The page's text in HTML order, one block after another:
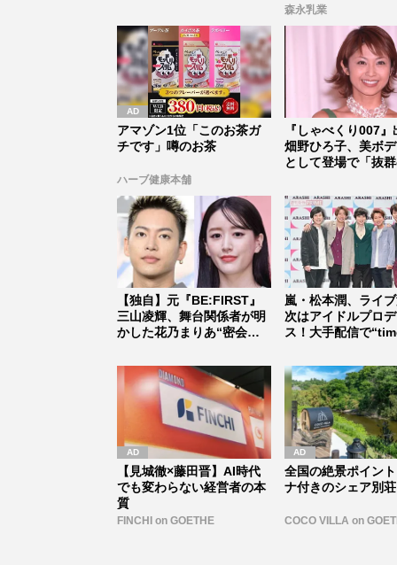
森永乳業
アマゾン1位「このお茶ガ
チです」噂のお茶
ハーブ健康本舗
『しゃべくり007』
畑野ひろ子、美ボ
として登場で「抜
【独自】元『BE:FIRST』
三山凌輝、舞台関係者が明
かした花乃まりあ“密会報
嵐・松本潤、ライ
次はアイドルプロ
ス！大手配信で
【見城徹×藤田晋】AI時代
でも変わらない経営者の本
質
FINCHI on GOETHE
全国の絶景ポイン
ナ付きのシェア別
COCO VILLA on